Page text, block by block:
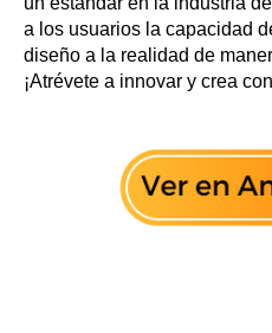
a los usuarios la capacidad
diseño a la realidad de
¡Atrévete a innovar y crea